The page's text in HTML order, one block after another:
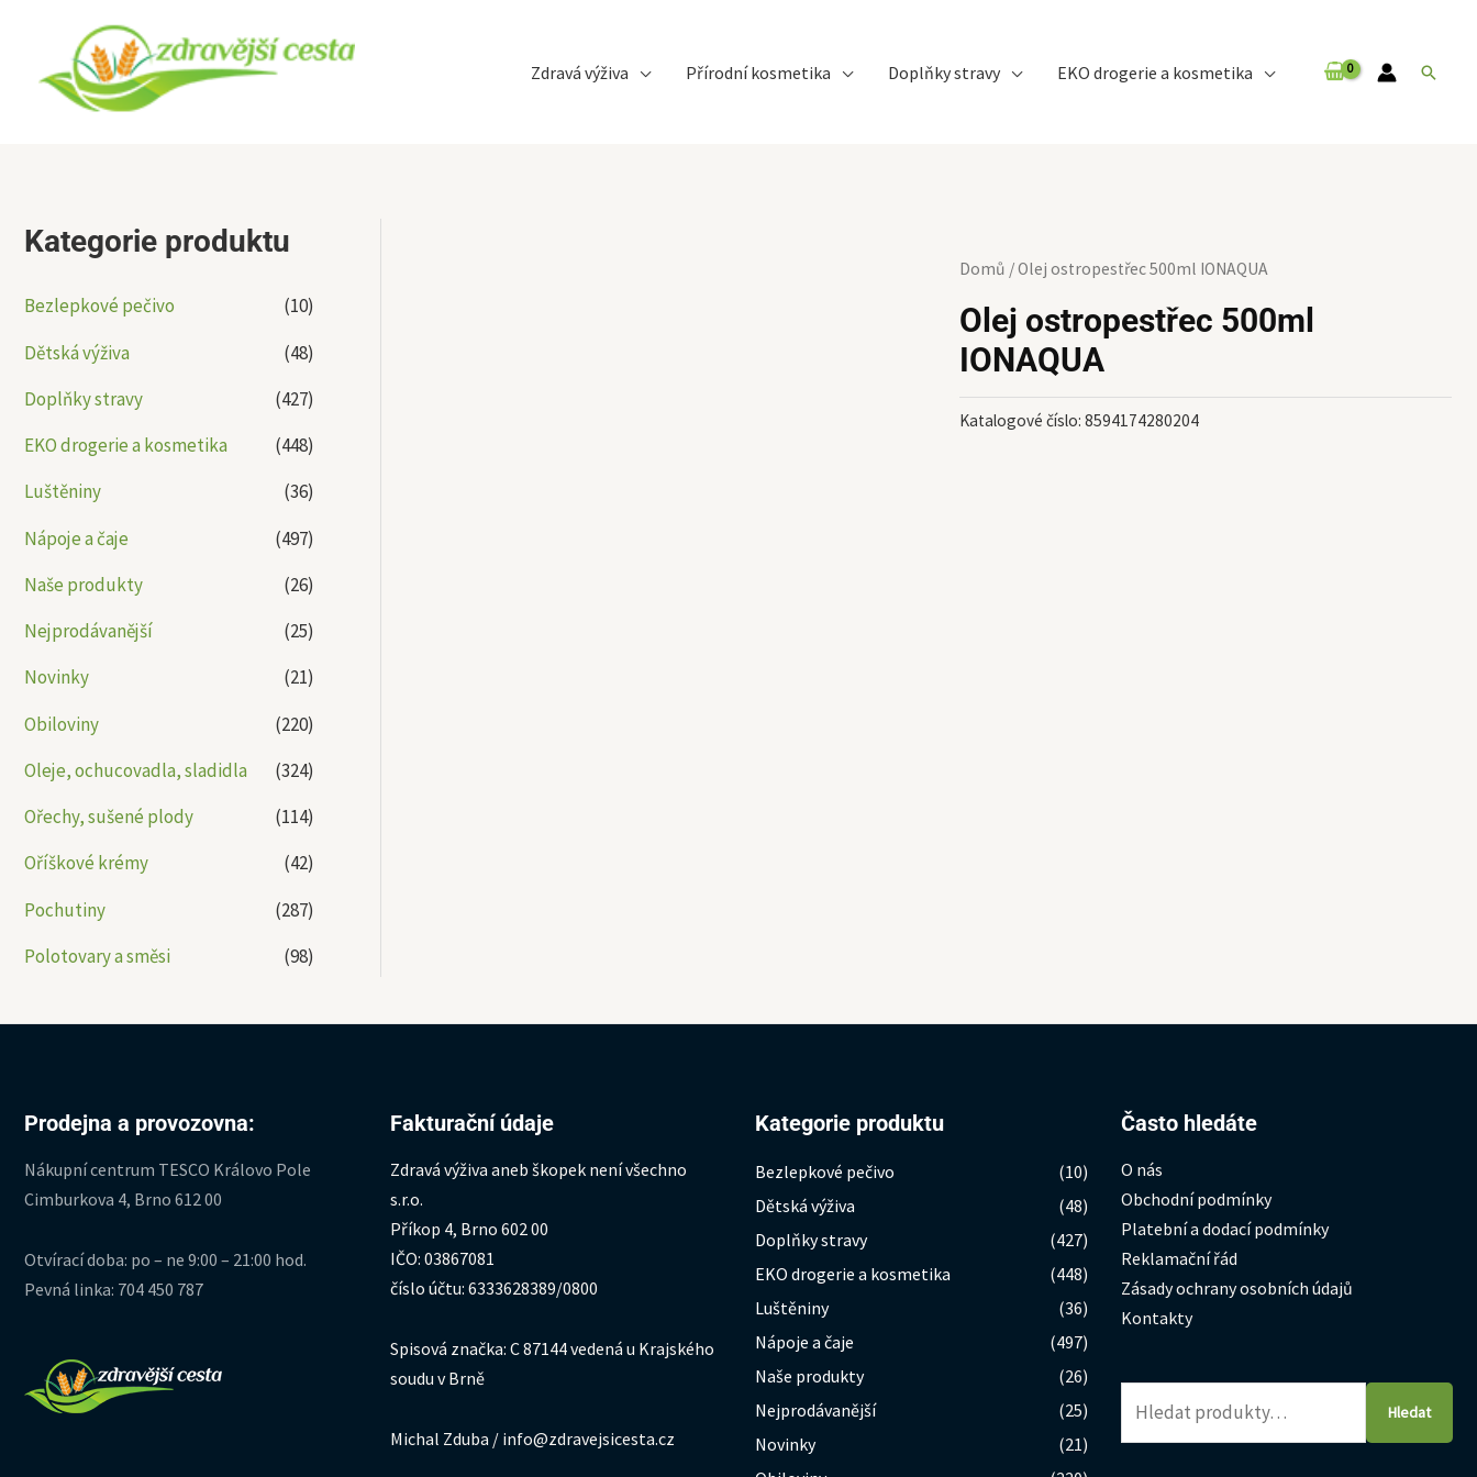
obsah
Zdravá výživa Přírodní kosmetika Doplňky stravy EKO drogerie a kosmetika Hledat
Kategorie produktu
Bezlepkové pečivo
(10)
Dětská výživa
(48)
Doplňky stravy
(427)
EKO drogerie a kosmetika
(448)
Luštěniny
(36)
Nápoje a čaje
(497)
Naše produkty
(26)
Nejprodávanější
(25)
Novinky
(21)
Obiloviny
(220)
Oleje, ochucovadla, sladidla
(324)
Ořechy, sušené plody
(114)
Oříškové krémy
(42)
Pochutiny
(287)
Polotovary a směsi
(98)
Domů / Olej ostropestřec 500ml IONAQUA
Olej ostropestřec 500ml
IONAQUA
Katalogové číslo: 8594174280204
Prodejna a provozovna:
Nákupní centrum TESCO Královo Pole
Cimburkova 4, Brno 612 00
Otvírací doba: po – ne 9:00 – 21:00 hod.
Pevná linka: 704 450 787
Fakturační údaje
Zdravá výživa aneb škopek není všechno
s.r.o.
Příkop 4, Brno 602 00
IČO: 03867081
číslo účtu: 6333628389/0800
Spisová značka: C 87144 vedená u Krajského
soudu v Brně
Michal Zduba / info@zdravejsicesta.cz
Kategorie produktu
Bezlepkové pečivo
(10)
Dětská výživa
(48)
Doplňky stravy
(427)
EKO drogerie a kosmetika
(448)
Luštěniny
(36)
Nápoje a čaje
(497)
Naše produkty
(26)
Nejprodávanější
(25)
Novinky
(21)
Často hledáte
O nás
Obchodní podmínky
Platební a dodací podmínky
Reklamační řád
Zásady ochrany osobních údajů
Kontakty
Hledat:
Hledat